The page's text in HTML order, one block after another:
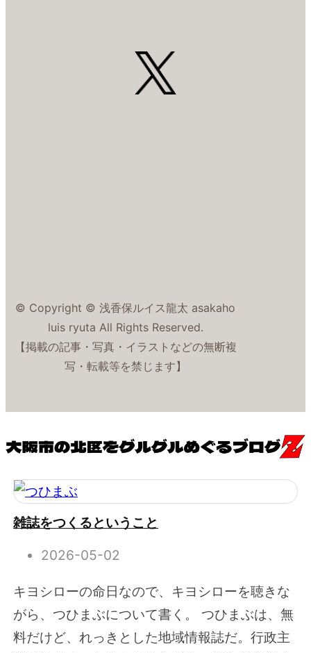
© Copyright © 浅香保ルイス龍太 asakaho
luis ryuta All Rights Reserved.
【掲載の記事・写真・イラストなどの無断複
写・転載等を禁じます】
雑誌をつくるということ
2026-05-02
キヨシローの命日なので、キヨシローを聴きな
がら、つひまぶについて書く。 つひまぶは、無
料だけど、れっきとした地域情報誌だ。行政主